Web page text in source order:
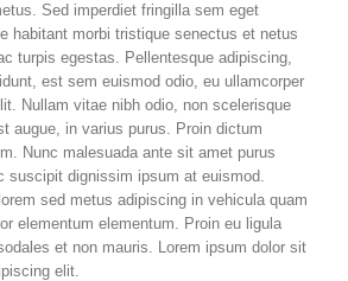
Sed imperdiet fringilla sem eget
habitant morbi tristique senectus et netus
turpis egestas. Pellentesque adipiscing,
est sem euismod odio, eu ullamcorper
Nullam vitae nibh odio, non scelerisque
augue, in varius purus. Proin dictum
Nunc malesuada ante sit amet purus
suscipit dignissim ipsum at euismod.
sed metus adipiscing in vehicula quam
elementum elementum. Proin eu ligula
et non mauris. Lorem ipsum dolor sit
elit.